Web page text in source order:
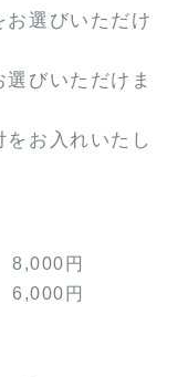
選びいただけ
びいただけま
お入れいたし
円
6,000円